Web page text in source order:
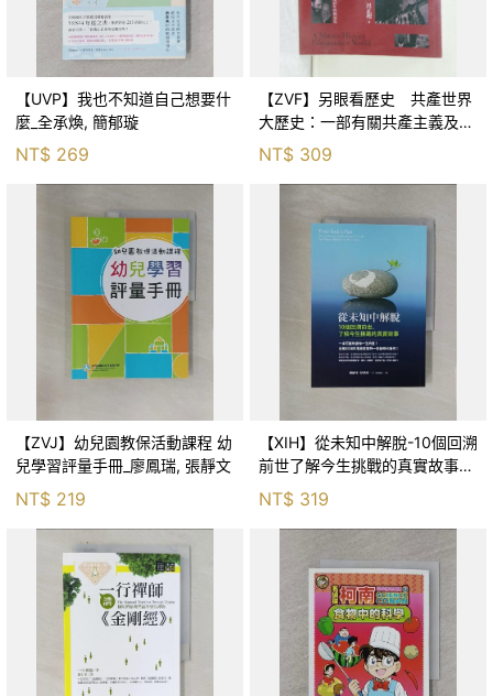
【UVP】我也不知道自己想要什
麼_全承煥, 簡郁璇
NT$ 269
【ZVF】另眼看歷史 共產世界
大歷史：一部有關共產主義及共
產黨兩百年的興衰史_呂正理
NT$ 309
【ZVJ】幼兒園教保活動課程 幼
兒學習評量手冊_廖鳳瑞, 張靜文
NT$ 219
【XIH】從未知中解脫-10個回溯
前世了解今生挑戰的真實故事_
羅伯特．舒
NT$ 319